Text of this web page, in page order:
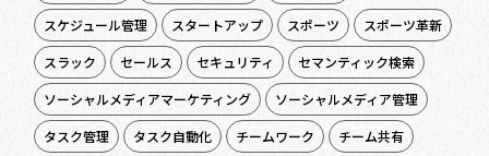
スケジュール管理
スタートアップ スポーツ
スポーツ革新
スラック
セールス セキュリティ
セマンティック検索
ソーシャルメディアマーケティング
ソーシャルメディア管理
タスク管理
タスク自動化 チームワーク
チーム共有